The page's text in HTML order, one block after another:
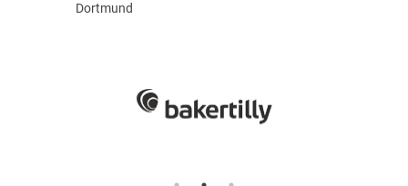
Dortmund